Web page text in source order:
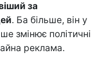
за
. Ба більше, він у
змінює політичні
реклама.